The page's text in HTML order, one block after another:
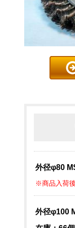
外径φ80
※商品入荷
外径φ100